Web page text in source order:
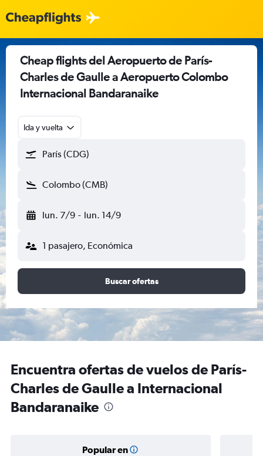
Cheap flights del Aeropuerto de París-
Charles de Gaulle a Aeropuerto Colombo
Internacional Bandaranaike
Ida y vuelta
París (CDG)
Colombo (CMB)
lun. 7/9 - lun. 14/9
1 pasajero, Económica
Buscar ofertas
Encuentra ofertas de vuelos de París-
Charles de Gaulle a Internacional
Bandaranaike
Popular en